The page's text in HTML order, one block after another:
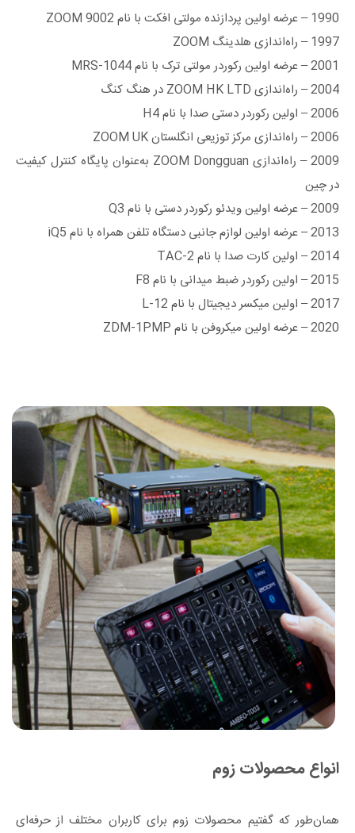
1990 – عرضه اولین پردازنده مولتی افکت با نام ZOOM 9002
1997 – راه‌اندازی هلدینگ ZOOM
2001 – عرضه اولین رکوردر مولتی ترک با نام MRS-1044
2004 – راه‌اندازی ZOOM HK LTD در هنگ کنگ
2006 – اولین رکوردر دستی صدا با نام H4
2006 – راه‌اندازی مرکز توزیعی انگلستان ZOOM UK
2009 – راه‌اندازی ZOOM Dongguan به‌عنوان پایگاه کنترل کیفیت
در چین
2009 – عرضه اولین ویدئو رکوردر دستی با نام Q3
2013 – عرضه اولین لوازم جانبی دستگاه تلفن همراه با نام iQ5
2014 – اولین کارت صدا با نام TAC-2
2015 – اولین رکوردر ضبط میدانی با نام F8
2017 – اولین میکسر دیجیتال با نام L-12
2020 – عرضه اولین میکروفن با نام ZDM-1PMP
انواع محصولات زوم
همان‌طور که گفتیم محصولات زوم برای کاربران مختلف از حرفه‌ای